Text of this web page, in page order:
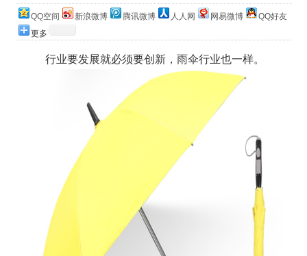
QQ空间 新浪微博 腾讯微博 人人网 网易微博
QQ好友
更多
行业要发展就必须要创新，雨伞行业也一样。